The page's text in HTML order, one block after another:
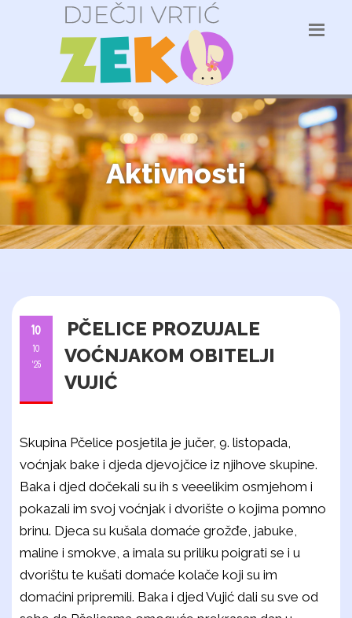
Aktivnosti
10
10
'25
PČELICE PROZUJALE
VOĆNJAKOM OBITELJI
VUJIĆ
Skupina Pčelice posjetila je jučer, 9. listopada,
voćnjak bake i djeda djevojčice iz njihove skupine.
Baka i djed dočekali su ih s veeelikim osmjehom i
pokazali im svoj voćnjak i dvorište o kojima pomno
brinu. Djeca su kušala domaće grožđe, jabuke,
maline i smokve, a imala su priliku poigrati se i u
dvorištu te kušati domaće kolače koji su im
domaćini pripremili. Baka i djed Vujić dali su sve od